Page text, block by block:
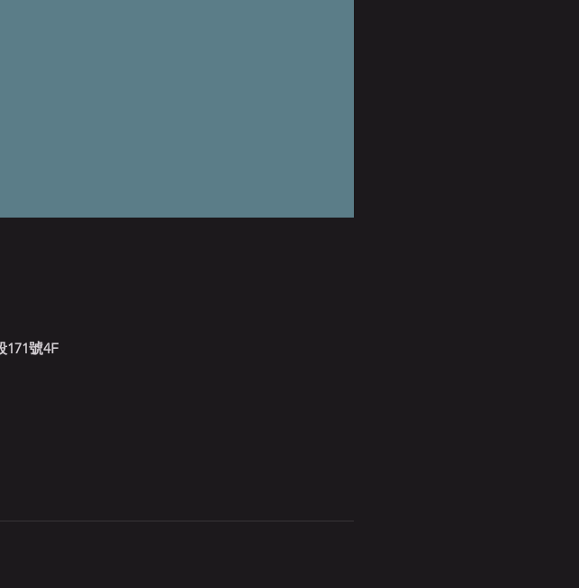
171號4F